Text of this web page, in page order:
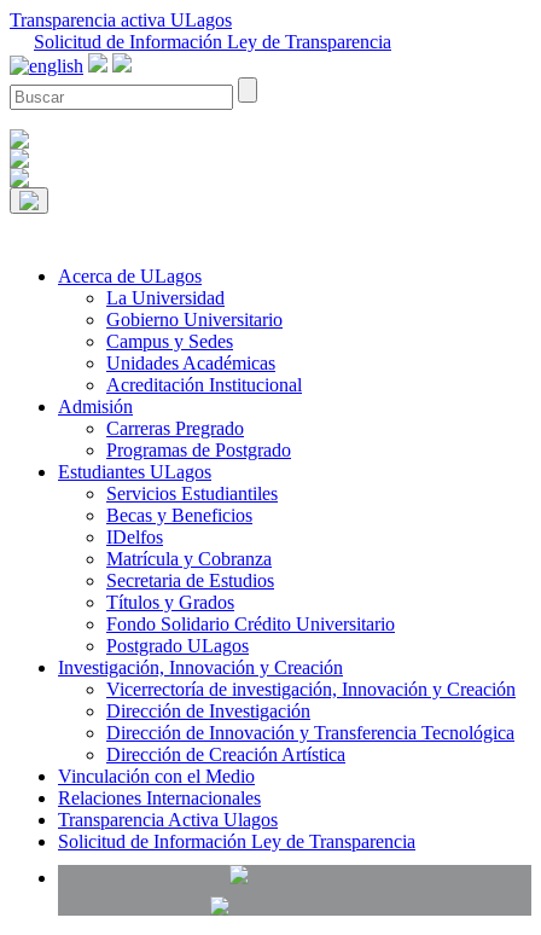
Transparencia activa ULagos
Solicitud de Información Ley de Transparencia
Acerca de ULagos
La Universidad
Gobierno Universitario
Campus y Sedes
Unidades Académicas
Acreditación Institucional
Admisión
Carreras Pregrado
Programas de Postgrado
Estudiantes ULagos
Servicios Estudiantiles
Becas y Beneficios
IDelfos
Matrícula y Cobranza
Secretaria de Estudios
Títulos y Grados
Fondo Solidario Crédito Universitario
Postgrado ULagos
Investigación, Innovación y Creación
Vicerrectoría de investigación, Innovación y Creación
Dirección de Investigación
Dirección de Innovación y Transferencia Tecnológica
Dirección de Creación Artística
Vinculación con el Medio
Relaciones Internacionales
Transparencia Activa Ulagos
Solicitud de Información Ley de Transparencia